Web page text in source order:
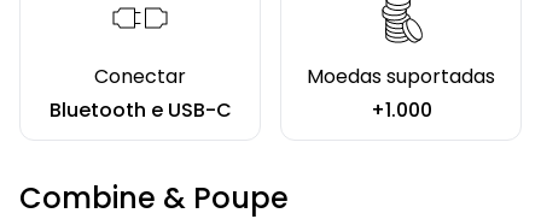
Conectar
Bluetooth e USB-C
Moedas suportadas
+1.000
Combine & Poupe